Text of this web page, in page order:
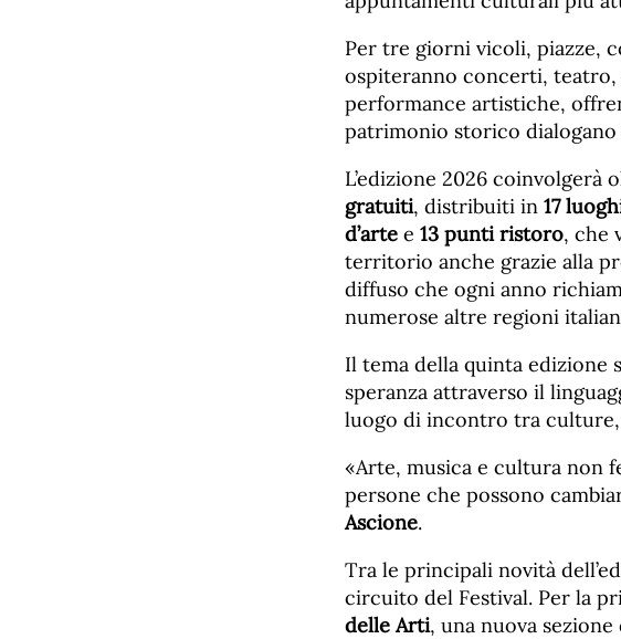
Per tre giorni vicoli, piazze,
ospiteranno concerti, teatro,
performance artistiche,
patrimonio storico
L’edizione 2026 coinvolgerà
gratuiti, distribuiti in 17
d’arte e 13 punti ristoro, che
territorio anche grazie alla
diffuso che ogni anno
numerose altre regioni
Il tema della quinta edizione
speranza attraverso il
luogo di incontro tra
«Arte, musica e cultura non
persone che possono
Ascione.
Tra le principali novità
circuito del Festival. Per la
delle Arti, una nuova